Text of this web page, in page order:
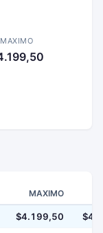
MAXIMO
MAXIMO
$4.199,50